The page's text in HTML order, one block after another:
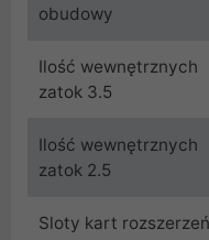
obudowy
Ilość wewnętrznych
zatok 3.5
Ilość wewnętrznych
zatok 2.5
Sloty kart rozszerzeń